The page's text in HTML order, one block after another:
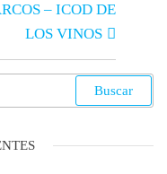
– ICOD DE
LOS VINOS